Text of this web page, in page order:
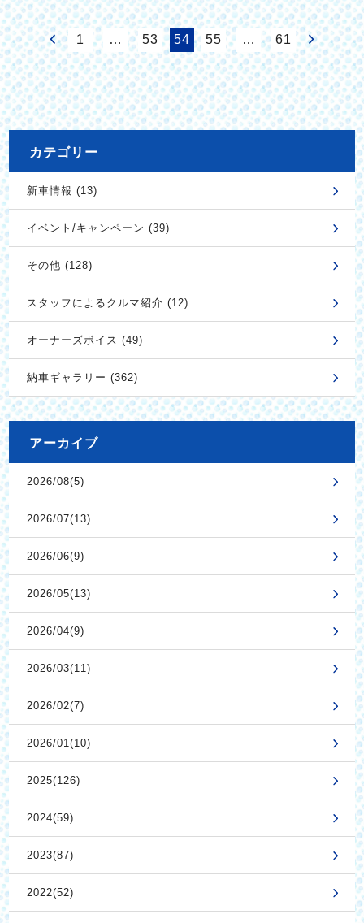
1 … 53 54 55 … 61
カテゴリー
新車情報 (13)
イベント/キャンペーン (39)
その他 (128)
スタッフによるクルマ紹介 (12)
オーナーズボイス (49)
納車ギャラリー (362)
アーカイブ
2026/08(5)
2026/07(13)
2026/06(9)
2026/05(13)
2026/04(9)
2026/03(11)
2026/02(7)
2026/01(10)
2025(126)
2024(59)
2023(87)
2022(52)